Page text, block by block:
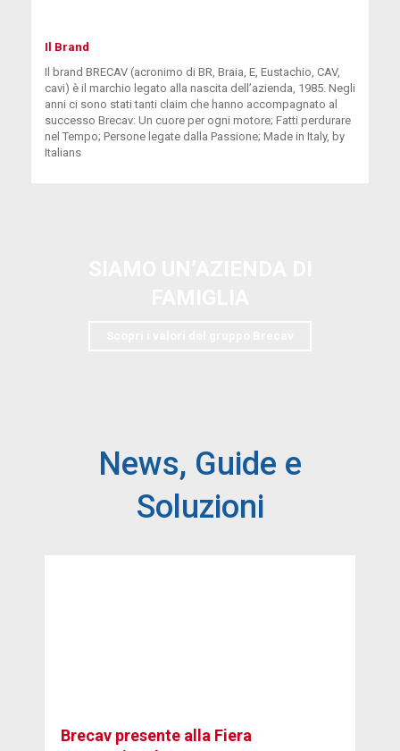
Il Brand
Il brand BRECAV (acronimo di BR, Braia, E, Eustachio, CAV,
cavi) è il marchio legato alla nascita dell’azienda, 1985. Negli
anni ci sono stati tanti claim che hanno accompagnato al
successo Brecav: Un cuore per ogni motore; Fatti perdurare
nel Tempo; Persone legate dalla Passione; Made in Italy, by
Italians
News, Guide e
Soluzioni
Brecav presente alla Fiera